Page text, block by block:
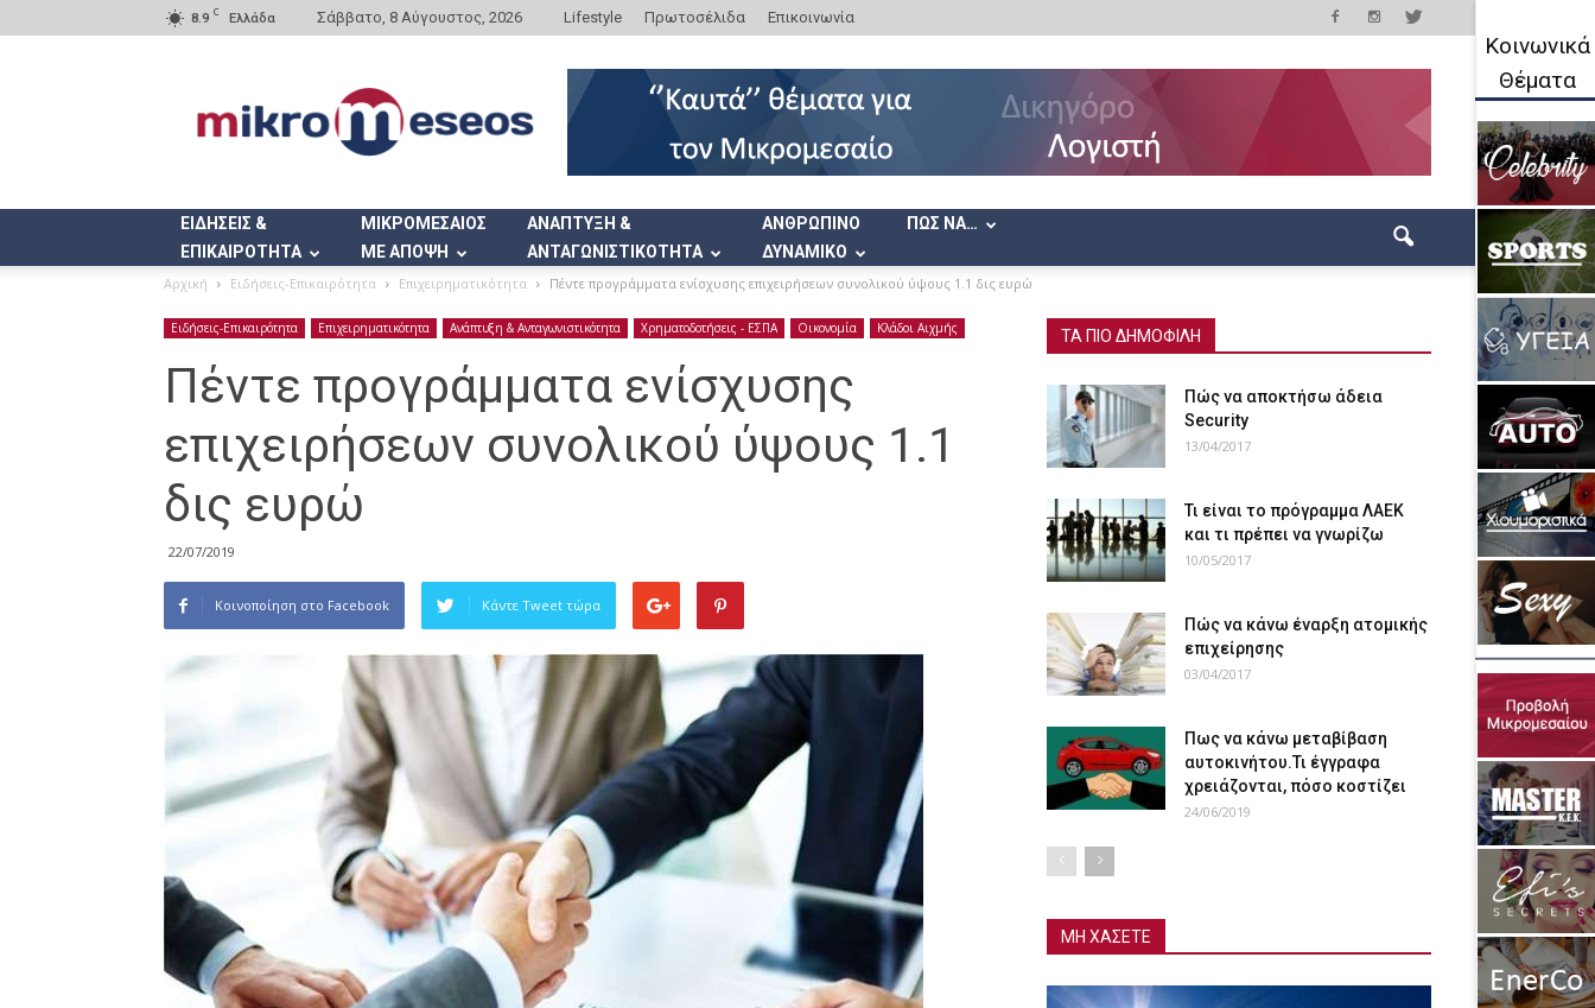
8.9 C Ελλάδα Σάββατο, 8 Αύγουστος, 2026 Lifestyle Πρωτοσέλιδα Επικοινωνία
ΕΙΔΗΣΕΙΣ &
ΕΠΙΚΑΙΡΟΤΗΤΑ
ΜΙΚΡΟΜΕΣΑΙΟΣ
ΜΕ ΑΠΟΨΗ
ΑΝΑΠΤΥΞΗ &
ΑΝΤΑΓΩΝΙΣΤΙΚΟΤΗΤΑ
ΑΝΘΡΩΠΙΝΟ
ΔΥΝΑΜΙΚΟ
ΠΩΣ ΝΑ…
Αρχική Ειδήσεις-Επικαιρότητα Επιχειρηματικότητα Πέντε προγράμματα ενίσχυσης επιχειρήσεων συνολικού ύψους 1.1 δις ευρώ
Ειδήσεις-Επικαιρότητα Επιχειρηματικότητα Ανάπτυξη & Ανταγωνιστικότητα Χρηματοδοτήσεις - ΕΣΠΑ Οικονομία Κλάδοι Αιχμής
Πέντε προγράμματα ενίσχυσης
επιχειρήσεων συνολικού ύψους 1.1
δις ευρώ
22/07/2019
Κοινοποίηση στο Facebook Κάντε Tweet τώρα
ΤΑ ΠΙΟ ΔΗΜΟΦΙΛΗ
Πώς να αποκτήσω άδεια
Security
13/04/2017
Τι είναι το πρόγραμμα ΛΑΕΚ
και τι πρέπει να γνωρίζω
10/05/2017
Πώς να κάνω έναρξη ατομικής
επιχείρησης
03/04/2017
Πως να κάνω μεταβίβαση
αυτοκινήτου.Τι έγγραφα
χρειάζονται, πόσο κοστίζει
24/06/2019
ΜΗ ΧΑΣΕΤΕ
Κοινωνικά
Θέματα